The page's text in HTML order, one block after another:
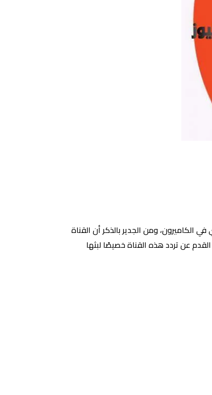
الكاميرون، ومن الجدير بالذكر أن القناة
عن تردد هذه القناة خصيصًا لبثها